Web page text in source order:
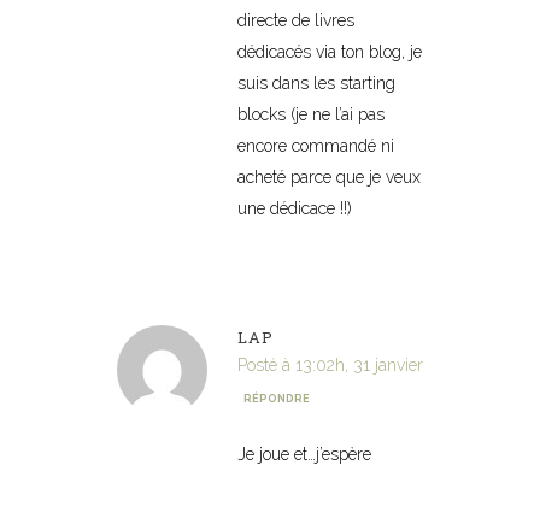
directe de livres
dédicacés via ton blog, je
suis dans les starting
blocks (je ne l’ai pas
encore commandé ni
acheté parce que je veux
une dédicace !!)
LAP
Posté à 13:02h, 31 janvier
RÉPONDRE
Je joue et…j’espère